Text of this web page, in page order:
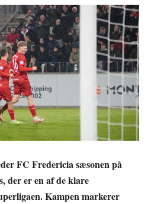
FC Fredericia sæsonen på
der er en af de klare
Kampen markerer